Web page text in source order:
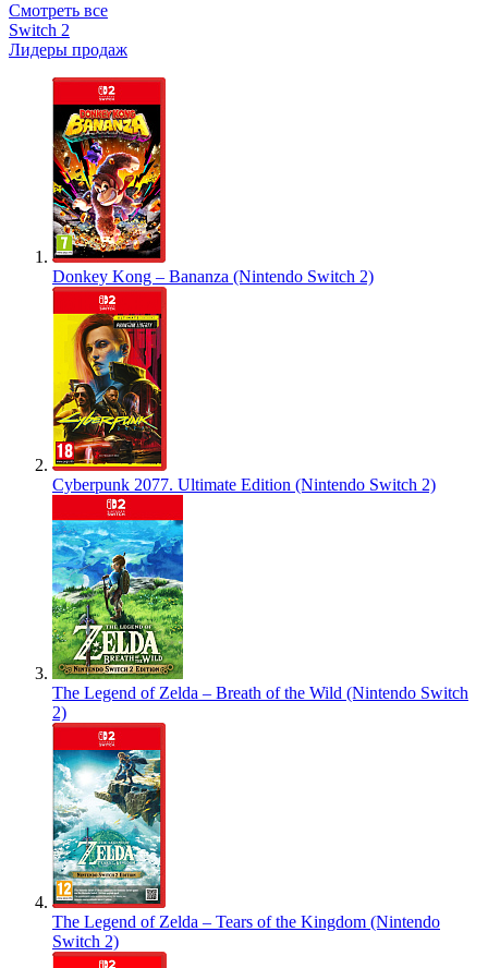
Смотреть все
Switch 2
Лидеры продаж
Donkey Kong – Bananza (Nintendo Switch 2)
Cyberpunk 2077. Ultimate Edition (Nintendo Switch 2)
The Legend of Zelda – Breath of the Wild (Nintendo Switch
2)
The Legend of Zelda – Tears of the Kingdom (Nintendo
Switch 2)